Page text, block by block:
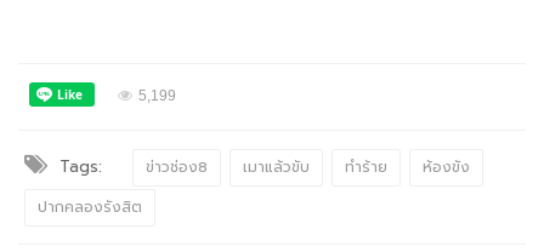
5,199
Tags: ข่าวช่อง8 เมาแล้วขับ ทำร้าย
ห้องขัง
ปากคลองรังสิต